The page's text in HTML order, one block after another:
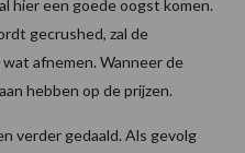
hier een goede oogst komen.
gecrushed, zal de
afnemen. Wanneer de
hebben op de prijzen.
verder gedaald. Als gevolg